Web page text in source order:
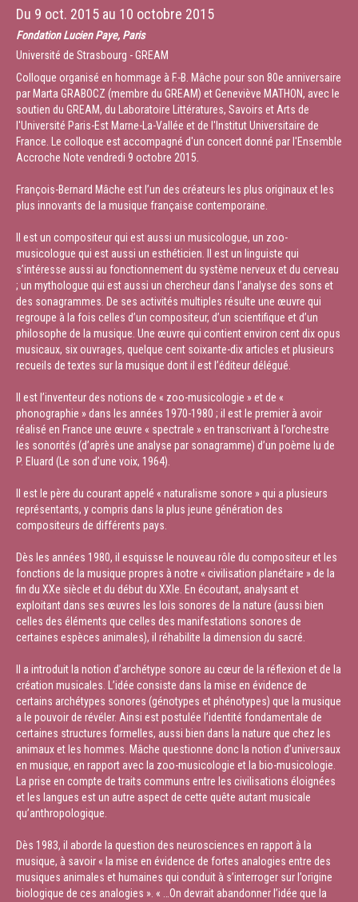
Du 9 oct. 2015 au 10 octobre 2015
Fondation Lucien Paye, Paris
Université de Strasbourg - GREAM
Colloque organisé en hommage à F.-B. Mâche pour son 80e anniversaire
par Marta GRABOCZ (membre du GREAM) et Geneviève MATHON, avec le
soutien du GREAM, du Laboratoire Littératures, Savoirs et Arts de
l'Université Paris-Est Marne-La-Vallée et de l'Institut Universitaire de
France. Le colloque est accompagné d'un concert donné par l'Ensemble
Accroche Note vendredi 9 octobre 2015.
François-Bernard Mâche est l’un des créateurs les plus originaux et les
plus innovants de la musique française contemporaine.
Il est un compositeur qui est aussi un musicologue, un zoo-
musicologue qui est aussi un esthéticien. Il est un linguiste qui
s’intéresse aussi au fonctionnement du système nerveux et du cerveau
; un mythologue qui est aussi un chercheur dans l’analyse des sons et
des sonagrammes. De ses activités multiples résulte une œuvre qui
regroupe à la fois celles d’un compositeur, d’un scientifique et d’un
philosophe de la musique. Une œuvre qui contient environ cent dix opus
musicaux, six ouvrages, quelque cent soixante-dix articles et plusieurs
recueils de textes sur la musique dont il est l’éditeur délégué.
Il est l’inventeur des notions de « zoo-musicologie » et de «
phonographie » dans les années 1970-1980 ; il est le premier à avoir
réalisé en France une œuvre « spectrale » en transcrivant à l’orchestre
les sonorités (d’après une analyse par sonagramme) d’un poème lu de
P. Eluard (Le son d’une voix, 1964).
Il est le père du courant appelé « naturalisme sonore » qui a plusieurs
représentants, y compris dans la plus jeune génération des
compositeurs de différents pays.
Dès les années 1980, il esquisse le nouveau rôle du compositeur et les
fonctions de la musique propres à notre « civilisation planétaire » de la
fin du XXe siècle et du début du XXIe. En écoutant, analysant et
exploitant dans ses œuvres les lois sonores de la nature (aussi bien
celles des éléments que celles des manifestations sonores de
certaines espèces animales), il réhabilite la dimension du sacré.
Il a introduit la notion d’archétype sonore au cœur de la réflexion et de la
création musicales. L’idée consiste dans la mise en évidence de
certains archétypes sonores (génotypes et phénotypes) que la musique
a le pouvoir de révéler. Ainsi est postulée l’identité fondamentale de
certaines structures formelles, aussi bien dans la nature que chez les
animaux et les hommes. Mâche questionne donc la notion d’universaux
en musique, en rapport avec la zoo-musicologie et la bio-musicologie.
La prise en compte de traits communs entre les civilisations éloignées
et les langues est un autre aspect de cette quête autant musicale
qu’anthropologique.
Dès 1983, il aborde la question des neurosciences en rapport à la
musique, à savoir « la mise en évidence de fortes analogies entre des
musiques animales et humaines qui conduit à s’interroger sur l’origine
biologique de ces analogies ». « …On devrait abandonner l’idée que la